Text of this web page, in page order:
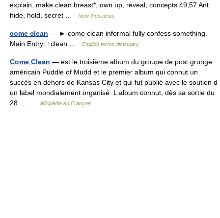
explain, make clean breast*, own up, reveal; concepts 49,57 Ant.
hide, hold, secret …
New thesaurus
come clean — ► come clean informal fully confess something.
Main Entry: ↑clean …
English terms dictionary
Come Clean — est le troisième album du groupe de post grunge
américain Puddle of Mudd et le premier album qui connut un
succès en dehors de Kansas City et qui fut publié avec le soutien d
un label mondialement organisé. L album connut, dès sa sortie du
28… …
Wikipédia en Français